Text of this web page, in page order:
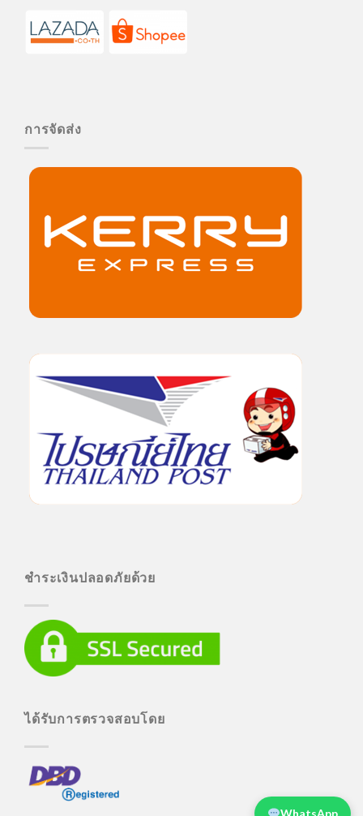
การจัดส่ง
ชำระเงินปลอดภัยด้วย
ได้รับการตรวจสอบโดย